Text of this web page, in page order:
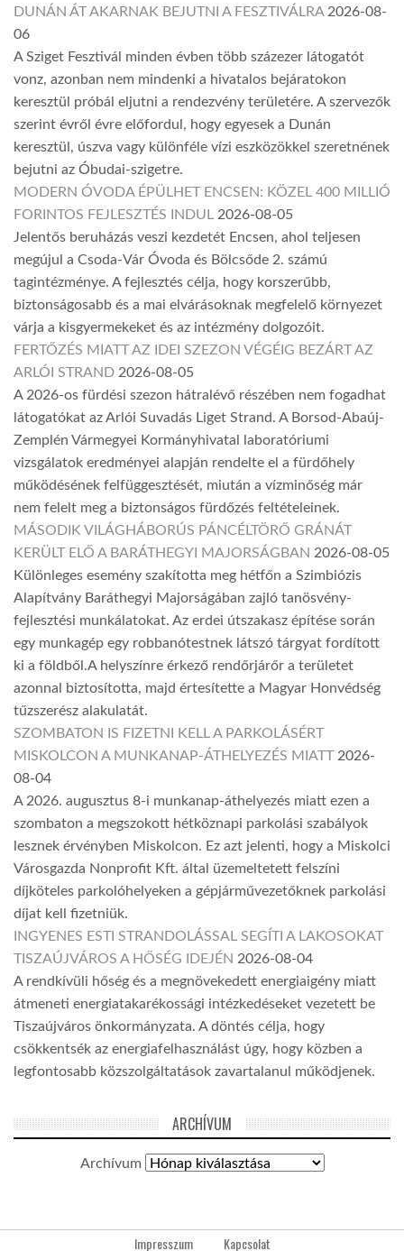
DUNÁN ÁT AKARNAK BEJUTNI A FESZTIVÁLRA 2026-08-
06
A Sziget Fesztivál minden évben több százezer látogatót
vonz, azonban nem mindenki a hivatalos bejáratokon
keresztül próbál eljutni a rendezvény területére. A szervezők
szerint évről évre előfordul, hogy egyesek a Dunán
keresztül, úszva vagy különféle vízi eszközökkel szeretnének
bejutni az Óbudai-szigetre.
MODERN ÓVODA ÉPÜLHET ENCSEN: KÖZEL 400 MILLIÓ
FORINTOS FEJLESZTÉS INDUL 2026-08-05
Jelentős beruházás veszi kezdetét Encsen, ahol teljesen
megújul a Csoda-Vár Óvoda és Bölcsőde 2. számú
tagintézménye. A fejlesztés célja, hogy korszerűbb,
biztonságosabb és a mai elvárásoknak megfelelő környezet
várja a kisgyermekeket és az intézmény dolgozóit.
FERTŐZÉS MIATT AZ IDEI SZEZON VÉGÉIG BEZÁRT AZ
ARLÓI STRAND 2026-08-05
A 2026-os fürdési szezon hátralévő részében nem fogadhat
látogatókat az Arlói Suvadás Liget Strand. A Borsod-Abaúj-
Zemplén Vármegyei Kormányhivatal laboratóriumi
vizsgálatok eredményei alapján rendelte el a fürdőhely
működésének felfüggesztését, miután a vízminőség már
nem felelt meg a biztonságos fürdőzés feltételeinek.
MÁSODIK VILÁGHÁBORÚS PÁNCÉLTÖRŐ GRÁNÁT
KERÜLT ELŐ A BARÁTHEGYI MAJORSÁGBAN 2026-08-05
Különleges esemény szakította meg hétfőn a Szimbiózis
Alapítvány Baráthegyi Majorságában zajló tanösvény-
fejlesztési munkálatokat. Az erdei útszakasz építése során
egy munkagép egy robbanótestnek látszó tárgyat fordított
ki a földből.A helyszínre érkező rendőrjárőr a területet
azonnal biztosította, majd értesítette a Magyar Honvédség
tűzszerész alakulatát.
SZOMBATON IS FIZETNI KELL A PARKOLÁSÉRT
MISKOLCON A MUNKANAP-ÁTHELYEZÉS MIATT 2026-
08-04
A 2026. augusztus 8-i munkanap-áthelyezés miatt ezen a
szombaton a megszokott hétköznapi parkolási szabályok
lesznek érvényben Miskolcon. Ez azt jelenti, hogy a Miskolci
Városgazda Nonprofit Kft. által üzemeltetett felszíni
díjköteles parkolóhelyeken a gépjárművezetőknek parkolási
díjat kell fizetniük.
INGYENES ESTI STRANDOLÁSSAL SEGÍTI A LAKOSOKAT
TISZAÚJVÁROS A HŐSÉG IDEJÉN 2026-08-04
A rendkívüli hőség és a megnövekedett energiaigény miatt
átmeneti energiatakarékossági intézkedéseket vezetett be
Tiszaújváros önkormányzata. A döntés célja, hogy
csökkentsék az energiafelhasználást úgy, hogy közben a
legfontosabb közszolgáltatások zavartalanul működjenek.
ARCHÍVUM
Archívum
Impresszum Kapcsolat